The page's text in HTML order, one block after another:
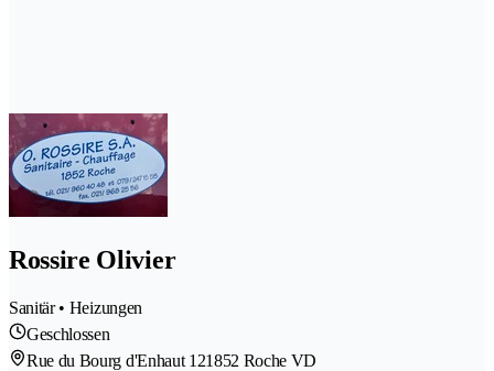
Rossire Olivier
Sanitär • Heizungen
Geschlossen
Rue du Bourg d'Enhaut 121852 Roche VD